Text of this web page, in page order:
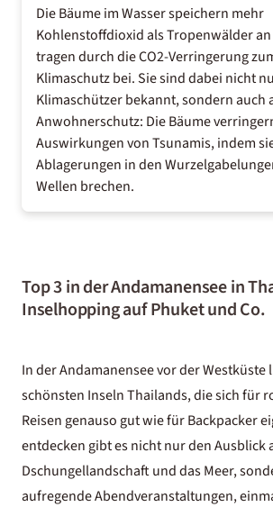
Die Bäume im Wasser speichern mehr
Kohlenstoffdioxid als Tropenwälder
tragen durch die CO2-Verringerung
Klimaschutz bei. Sie sind dabei nicht
Klimaschützer bekannt, sondern auch
Anwohnerschutz: Die Bäume
Auswirkungen von Tsunamis, indem
Ablagerungen in den
Wellen brechen.
Top 3 in der Andamanensee in
Inselhopping auf Phuket und Co.
In der Andamanensee vor der Westküste
schönsten Inseln Thailands, die sich für
Reisen genauso gut wie für Backpacker
entdecken gibt es nicht nur den Ausblick
Dschungellandschaft und das Meer,
aufregende Abendveranstaltungen,